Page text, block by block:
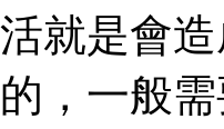
活就是會
的，一般